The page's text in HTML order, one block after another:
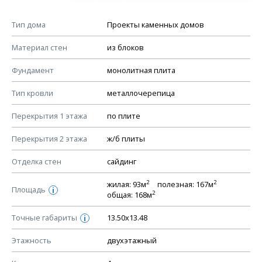
Тип дома Проекты каменных домов
Материал стен из блоков
Фундамент монолитная плита
Тип кровли металлочерепица
Перекрытия 1 этажа по плите
Перекрытия 2 этажа ж/б плиты
Отделка стен сайдинг
Площадь i
жилая: 93м2 полезная: 167м2
общая: 168м2
Точные габариты i 13.50х13.48
Этажность двухэтажный
Смотрите советы по выбору материала в нашем
КОНСТРУКТИВНЫЕ РЕШЕНИЯ (КР)
Ведомость рабочих чертежей основного комплекта КР
План фундамента
Устройство фундамента, спецификация материалов
Планы перекрытий этажей, спецификация элементов
Устройство перекрытий
Устройство стен
Спецификация материалов стен
Схема расположения лаг чердака (если есть)
Схема расположения элементов стропил
Спецификация элементов стропил
Устройство стропильной системы